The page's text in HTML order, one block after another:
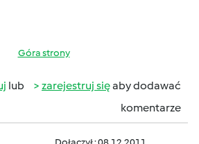
Góra strony
lub zarejestruj sięaby dodawać
komentarze